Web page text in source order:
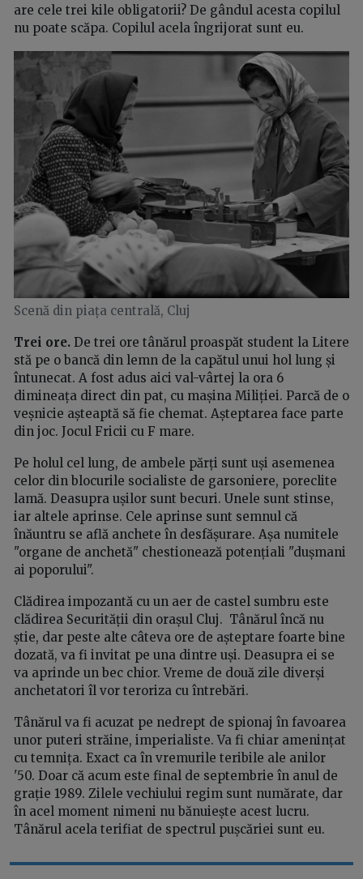
are cele trei kile obligatorii? De gândul acesta copilul
nu poate scăpa. Copilul acela îngrijorat sunt eu.
Scenă din piața centrală, Cluj
Trei ore. De trei ore tânărul proaspăt student la Litere
stă pe o bancă din lemn de la capătul unui hol lung și
întunecat. A fost adus aici val-vârtej la ora 6
dimineața direct din pat, cu mașina Miliției. Parcă de o
veșnicie așteaptă să fie chemat. Așteptarea face parte
din joc. Jocul Fricii cu F mare.
Pe holul cel lung, de ambele părți sunt uși asemenea
celor din blocurile socialiste de garsoniere, poreclite
lamă. Deasupra ușilor sunt becuri. Unele sunt stinse,
iar altele aprinse. Cele aprinse sunt semnul că
înăuntru se află anchete în desfășurare. Așa numitele
"organe de anchetă" chestionează potențiali "dușmani
ai poporului".
Clădirea impozantă cu un aer de castel sumbru este
clădirea Securității din orașul Cluj. Tânărul încă nu
știe, dar peste alte câteva ore de așteptare foarte bine
dozată, va fi invitat pe una dintre uși. Deasupra ei se
va aprinde un bec chior. Vreme de două zile diverși
anchetatori îl vor teroriza cu întrebări.
Tânărul va fi acuzat pe nedrept de spionaj în favoarea
unor puteri străine, imperialiste. Va fi chiar amenințat
cu temnița. Exact ca în vremurile teribile ale anilor
'50. Doar că acum este final de septembrie în anul de
grație 1989. Zilele vechiului regim sunt numărate, dar
în acel moment nimeni nu bănuiește acest lucru.
Tânărul acela terifiat de spectrul pușcăriei sunt eu.